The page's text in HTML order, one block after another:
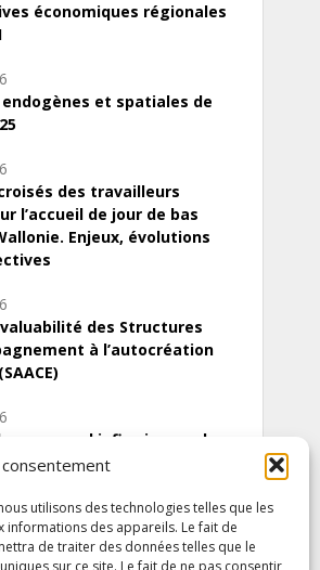
utilisons des technologies telles que les
des appareils. Le fait de
de traiter des données telles que le
sur ce site. Le fait de ne pas consentir
économiques régionales
et spatiales de
des travailleurs
l’accueil de jour de bas
Enjeux, évolutions
des Structures
à l’autocréation
personnel infirmier :quels
d’offre de soins pour